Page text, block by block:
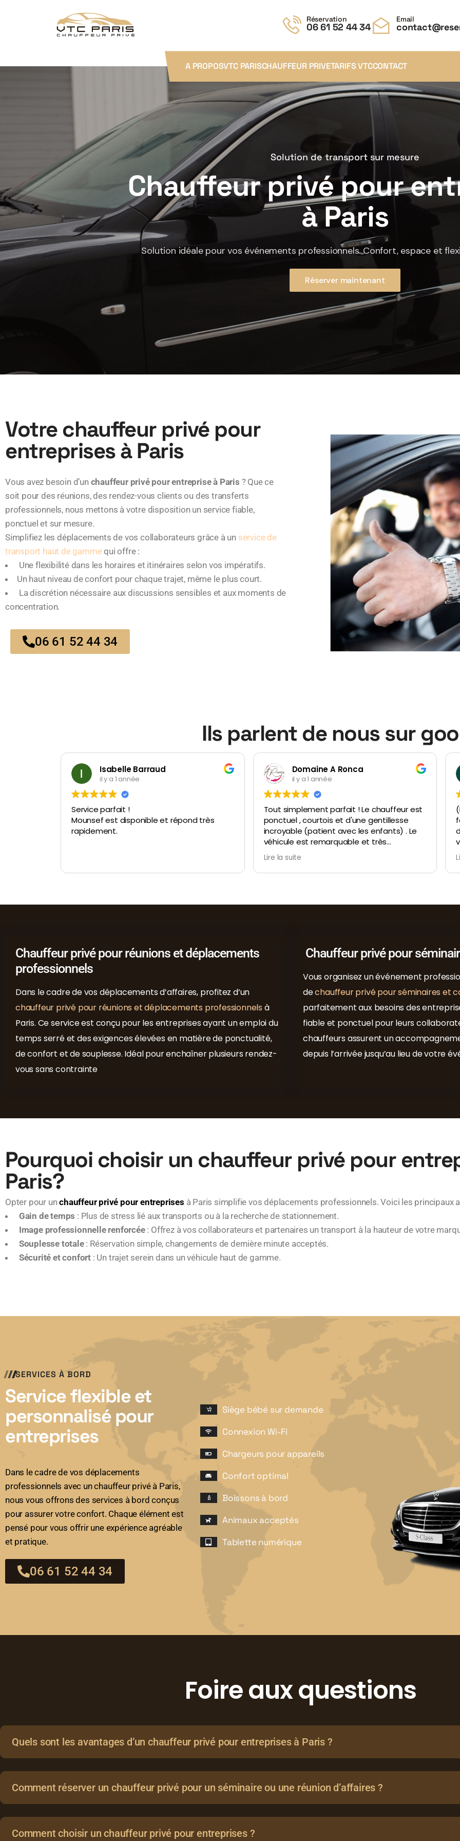
Réservation
06 61 52 44 34
Email
A PROPOSVTC PARISCHAUFFEUR PRIVETARIFS VTCCONTACT
Solution de transport sur mesure
Chauffeur privé pour
à Paris
Solution idéale pour vos événements professionnels. Confort, espace et
Réserver maintenant
Votre chauffeur privé pour
entreprises à Paris
Vous avez besoin d’un chauffeur privé pour entreprise à Paris ? Que ce
soit pour des réunions, des rendez-vous clients ou des transferts
professionnels, nous mettons à votre disposition un service fiable,
ponctuel et sur mesure.
Simplifiez les déplacements de vos collaborateurs grâce à un service de
transport haut de gammequi offre :
Une flexibilité dans les horaires et itinéraires selon vos impératifs.
Un haut niveau de confort pour chaque trajet, même le plus court.
La discrétion nécessaire aux discussions sensibles et aux moments de
concentration.
06 61 52 44 34
Ils parlent de nous sur
Domaine A Ronca
il y a 1 année
Tout simplement parfait ! Le chauffeur est
ponctuel , courtois et d'une gentillesse
incroyable (patient avec les enfants) . Le
Julie Puyo
il y a 1 année
(Mieux vaut tard que jamais) En octobre j'ai
fait appel à ce service Vtc pour un trajet
d'environ 1h50 tôt le matin. C'était
vraiment incroyable, Mounsef est très
sympathique, arrangeant, disponible ,
réactif, aux petits soins ! Je recommande
ce service aux prix vraiment abordables !
Lire la suite
Chauffeur privé pour réunions et déplacements
professionnels
Dans le cadre de vos déplacements d’affaires, profitez d’un
chauffeur privé pour réunions et déplacements professionnels à
Paris. Ce service est conçu pour les entreprises ayant un emploi du
temps serré et des exigences élevées en matière de ponctualité,
de confort et de souplesse. Idéal pour enchaîner plusieurs rendez-
vous sans contrainte
Chauffeur privé pour
Vous organisez un événement
dechauffeur privé pour séminaires et
parfaitement aux besoins des
fiable et ponctuel pour leurs
chauffeurs assurent un
depuis l’arrivée jusqu’au lieu de votre
Pourquoi choisir un chauffeur privé pour
Paris?
Opter pour unchauffeur privé pour entreprises à Paris simplifie vos déplacements professionnels. Voici les principaux
Gain de temps : Plus de stress lié aux transports ou à la recherche de stationnement.
Image professionnelle renforcée: Offrez à vos collaborateurs et partenaires un transport à la hauteur de votre
Souplesse totale: Réservation simple, changements de dernière minute acceptés.
Sécurité et confort : Un trajet serein dans un véhicule haut de gamme.
SERVICES À BORD
Service flexible et
personnalisé pour
entreprises
Dans le cadre de vos déplacements
professionnels avec un chauffeur privé à Paris,
nous vous offrons des services à bord conçus
pour assurer votre confort. Chaque élément est
pensé pour vous offrir une expérience agréable
et pratique.
06 61 52 44 34
Siège bébé sur demande
Connexion Wi-Fi
Chargeurs pour appareils
Confort optimal
Boissons à bord
Animaux acceptés
Tablette numérique
Foire aux questions
Quels sont les avantages d’un chauffeur privé pour entreprises à Paris ?
Comment réserver un chauffeur privé pour un séminaire ou une réunion d’affaires ?
Comment choisir un chauffeur privé pour entreprises ?